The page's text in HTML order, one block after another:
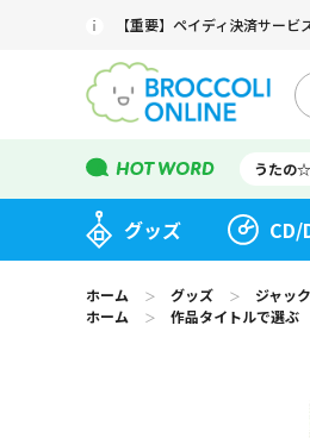
【重要】ペイディ決済サー
うたの
グッズ CD/
ホーム ＞ グッズ ＞
ジャッ
ホーム
＞ 作品タイトルで選ぶ